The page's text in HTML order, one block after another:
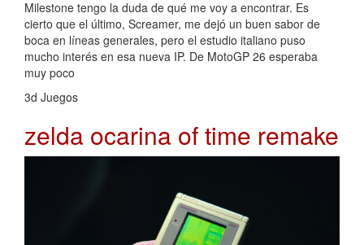
Milestone tengo la duda de qué me voy a encontrar. Es
cierto que el último, Screamer, me dejó un buen sabor de
boca en líneas generales, pero el estudio italiano puso
mucho interés en esa nueva IP. De MotoGP 26 esperaba
muy poco
3d Juegos
zelda ocarina of time remake